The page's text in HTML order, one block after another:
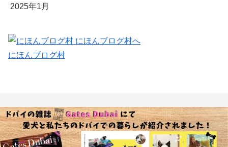
2025年1月
にほんブログ村